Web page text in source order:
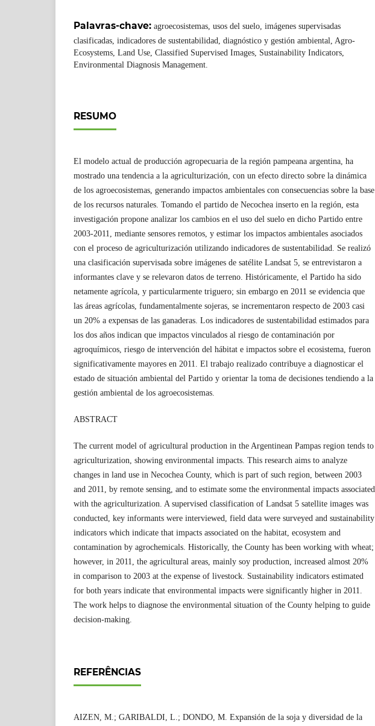
Palavras-chave: agroecosistemas, usos del suelo, imágenes supervisadas
clasificadas, indicadores de sustentabilidad, diagnóstico y gestión ambiental, Agro-
Ecosystems, Land Use, Classified Supervised Images, Sustainability Indicators,
Environmental Diagnosis Management.
RESUMO
El modelo actual de producción agropecuaria de la región pampeana argentina, ha
mostrado una tendencia a la agriculturización, con un efecto directo sobre la dinámica
de los agroecosistemas, generando impactos ambientales con consecuencias sobre la base
de los recursos naturales. Tomando el partido de Necochea inserto en la región, esta
investigación propone analizar los cambios en el uso del suelo en dicho Partido entre
2003-2011, mediante sensores remotos, y estimar los impactos ambientales asociados
con el proceso de agriculturización utilizando indicadores de sustentabilidad. Se realizó
una clasificación supervisada sobre imágenes de satélite Landsat 5, se entrevistaron a
informantes clave y se relevaron datos de terreno. Históricamente, el Partido ha sido
netamente agrícola, y particularmente triguero; sin embargo en 2011 se evidencia que
las áreas agrícolas, fundamentalmente sojeras, se incrementaron respecto de 2003 casi
un 20% a expensas de las ganaderas. Los indicadores de sustentabilidad estimados para
los dos años indican que impactos vinculados al riesgo de contaminación por
agroquímicos, riesgo de intervención del hábitat e impactos sobre el ecosistema, fueron
significativamente mayores en 2011. El trabajo realizado contribuye a diagnosticar el
estado de situación ambiental del Partido y orientar la toma de decisiones tendiendo a la
gestión ambiental de los agroecosistemas.
ABSTRACT
The current model of agricultural production in the Argentinean Pampas region tends to
agriculturization, showing environmental impacts. This research aims to analyze
changes in land use in Necochea County, which is part of such region, between 2003
and 2011, by remote sensing, and to estimate some the environmental impacts associated
with the agriculturization. A supervised classification of Landsat 5 satellite images was
conducted, key informants were interviewed, field data were surveyed and sustainability
indicators which indicate that impacts associated on the habitat, ecosystem and
contamination by agrochemicals. Historically, the County has been working with wheat;
however, in 2011, the agricultural areas, mainly soy production, increased almost 20%
in comparison to 2003 at the expense of livestock. Sustainability indicators estimated
for both years indicate that environmental impacts were significantly higher in 2011.
The work helps to diagnose the environmental situation of the County helping to guide
decision-making.
REFERÊNCIAS
AIZEN, M.; GARIBALDI, L.; DONDO, M. Expansión de la soja y diversidad de la